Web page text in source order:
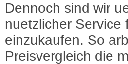
Dennoch sind wir
nuetzlicher Service
einzukaufen. So
Preisvergleich die